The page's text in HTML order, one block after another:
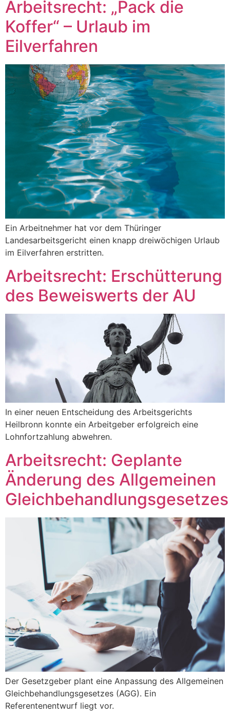
Arbeitsrecht: „Pack die
Koffer“ – Urlaub im
Eilverfahren
Ein Arbeitnehmer hat vor dem Thüringer
Landesarbeitsgericht einen knapp dreiwöchigen Urlaub
im Eilverfahren erstritten.
Arbeitsrecht: Erschütterung
des Beweiswerts der AU
In einer neuen Entscheidung des Arbeitsgerichts
Heilbronn konnte ein Arbeitgeber erfolgreich eine
Lohnfortzahlung abwehren.
Arbeitsrecht: Geplante
Änderung des Allgemeinen
Gleichbehandlungsgesetzes
Der Gesetzgeber plant eine Anpassung des Allgemeinen
Gleichbehandlungsgesetzes (AGG). Ein
Referentenentwurf liegt vor.